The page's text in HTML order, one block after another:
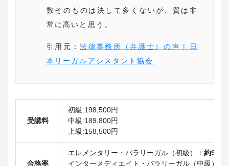
数そのものは決して多くないが、質は非
常に高いと思う。
引用元：法律事務所（弁護士）の声 | 日
本リーガルアシスタント協会
受講料
初級:198,500円
中級:189,800円
上級:158,500円
合格率
エレメンタリー・パラリーガル（初級）： 約90％
インターメディエイト・パラリーガル（中級）：